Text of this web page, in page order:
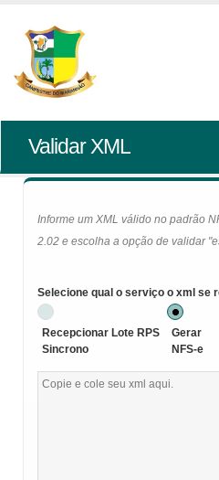
Validar XML
Informe um XML válido no padrão
2.02 e escolha a opção de validar
Selecione qual o serviço o xml se
Recepcionar Lote RPS
Sincrono
Gerar
NFS-e